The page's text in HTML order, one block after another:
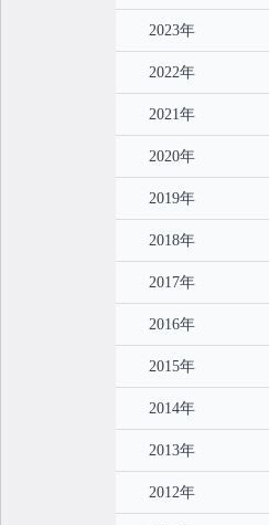
2023年
2022年
2021年
2020年
2019年
2018年
2017年
2016年
2015年
2014年
2013年
2012年